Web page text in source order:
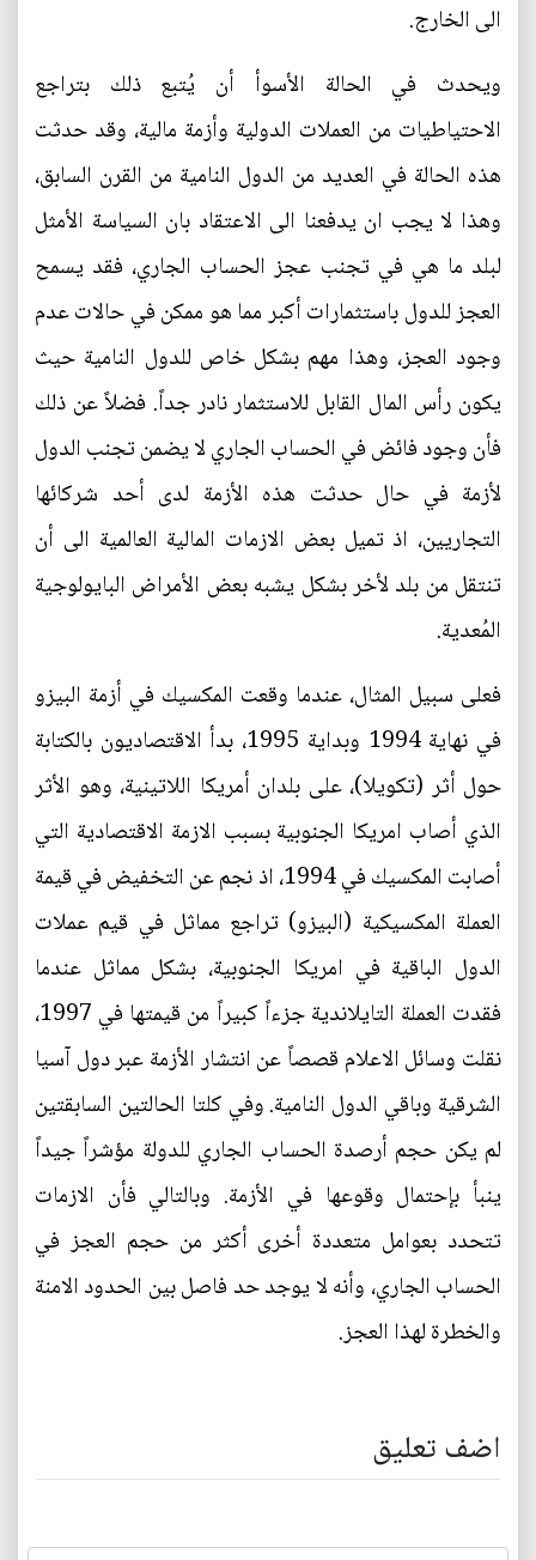
الى الخارج.
ويحدث في الحالة الأسوأ أن يُتبع ذلك بتراجع
الاحتياطيات من العملات الدولية وأزمة مالية، وقد حدثت
هذه الحالة في العديد من الدول النامية من القرن السابق،
وهذا لا يجب ان يدفعنا الى الاعتقاد بان السياسة الأمثل
لبلد ما هي في تجنب عجز الحساب الجاري، فقد يسمح
العجز للدول باستثمارات أكبر مما هو ممكن في حالات عدم
وجود العجز، وهذا مهم بشكل خاص للدول النامية حيث
يكون رأس المال القابل للاستثمار نادر جداً. فضلاً عن ذلك
فأن وجود فائض في الحساب الجاري لا يضمن تجنب الدول
لأزمة في حال حدثت هذه الأزمة لدى أحد شركائها
التجاريين، اذ تميل بعض الازمات المالية العالمية الى أن
تنتقل من بلد لأخر بشكل يشبه بعض الأمراض البايولوجية
المُعدية.
فعلى سبيل المثال، عندما وقعت المكسيك في أزمة البيزو
في نهاية 1994 وبداية 1995، بدأ الاقتصاديون بالكتابة
حول أثر (تكويلا)، على بلدان أمريكا اللاتينية، وهو الأثر
الذي أصاب امريكا الجنوبية بسبب الازمة الاقتصادية التي
أصابت المكسيك في 1994، اذ نجم عن التخفيض في قيمة
العملة المكسيكية (البيزو) تراجع مماثل في قيم عملات
الدول الباقية في امريكا الجنوبية، بشكل مماثل عندما
فقدت العملة التايلاندية جزءاً كبيراً من قيمتها في 1997،
نقلت وسائل الاعلام قصصاً عن انتشار الأزمة عبر دول آسيا
الشرقية وباقي الدول النامية. وفي كلتا الحالتين السابقتين
لم يكن حجم أرصدة الحساب الجاري للدولة مؤشراً جيداً
ينبأ بإحتمال وقوعها في الأزمة. وبالتالي فأن الازمات
تتحدد بعوامل متعددة أخرى أكثر من حجم العجز في
الحساب الجاري، وأنه لا يوجد حد فاصل بين الحدود الامنة
والخطرة لهذا العجز.
اضف تعليق